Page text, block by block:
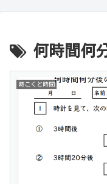
何時間何
時こくと時間